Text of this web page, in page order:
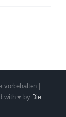
|
with ♥ by Die